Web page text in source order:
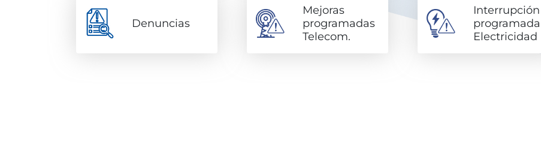
Denuncias
Mejoras
programadas
Telecom.
Interrupción
programada
Electricidad